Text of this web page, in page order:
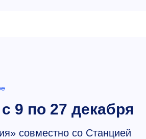
9 по 27 декабря
совместно со Станцией